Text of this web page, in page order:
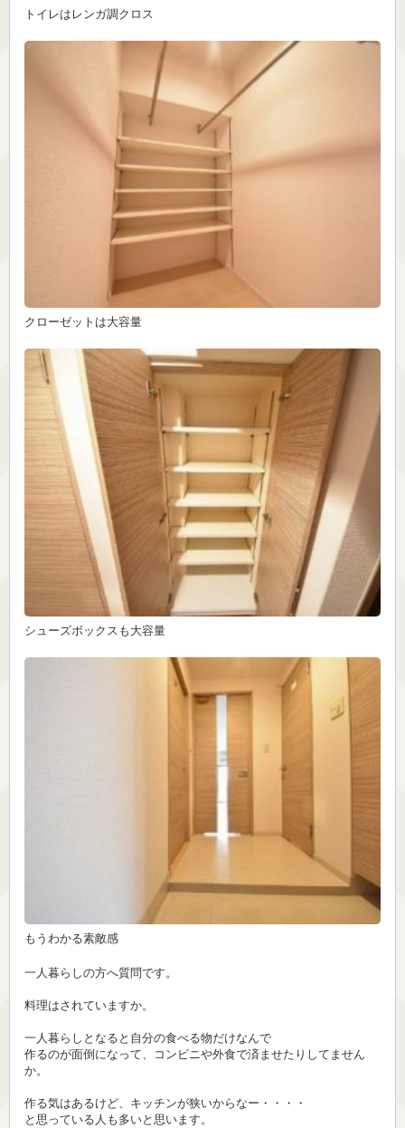
一人暮らしの方へ質問です。
料理はされていますか。
一人暮らしとなると自分の食べる物だけなんで
作るのが面倒になって、コンビニや外食で済ませたりしてません
か。
作る気はあるけど、キッチンが狭いからなー・・・・
と思っている人も多いと思います。
トイレはレンガ調クロス
クローゼットは大容量
シューズボックスも大容量
もうわかる素敵感